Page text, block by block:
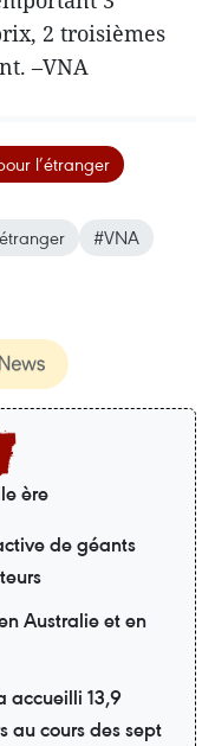
2 troisièmes
–VNA
l’étranger
#VNA
ère
de géants
Australie et en
accueilli 13,9
au cours des sept